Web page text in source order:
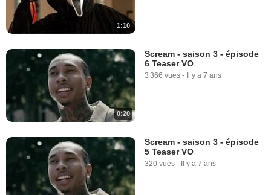
1:10
0:20
Scream - saison 3 - épisode
6 Teaser VO
3 366 vues - Il y a 7 ans
Scream - saison 3 - épisode
5 Teaser VO
320 vues - Il y a 7 ans